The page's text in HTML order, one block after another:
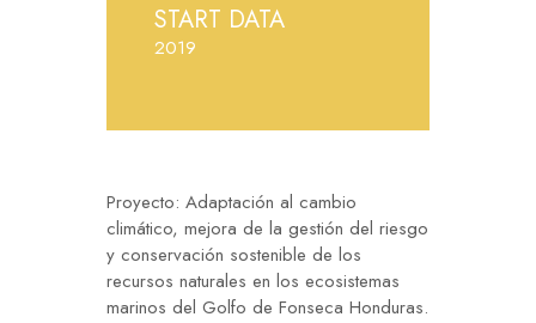
START DATA
2019
Proyecto: Adaptación al cambio
climático, mejora de la gestión del riesgo
y conservación sostenible de los
recursos naturales en los ecosistemas
marinos del Golfo de Fonseca Honduras.